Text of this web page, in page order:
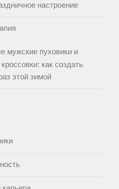
настроение
мужские пуховики и
как создать
этой зимой